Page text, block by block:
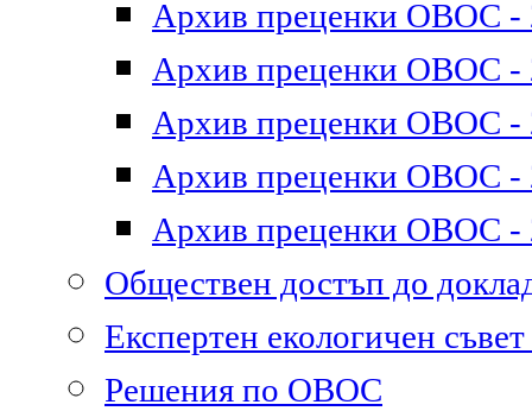
Архив преценки ОВОС -
Архив преценки ОВОС -
Архив преценки ОВОС -
Архив преценки ОВОС -
Архив преценки ОВОС -
Обществен достъп до
Експертен екологичен
Решения по ОВОС